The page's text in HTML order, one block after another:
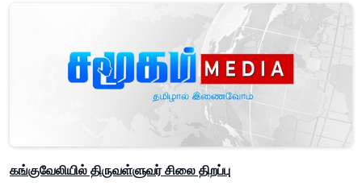
கங்குவேலியில் திருவள்ளுவர் சிலை திறப்பு